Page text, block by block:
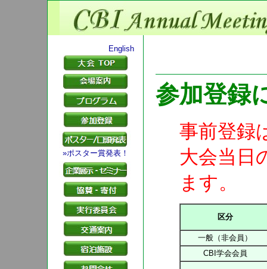
English
»ポスター賞発表！
参加登録
事前登録
大会当日
ます。
区分
一般（非会員）
CBI学会会員